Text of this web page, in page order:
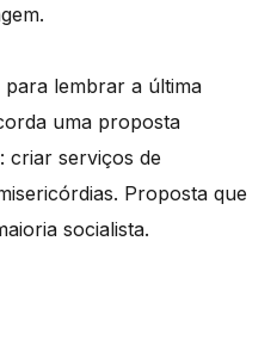
lembrar a última
uma proposta
criar serviços de
Proposta que
socialista.